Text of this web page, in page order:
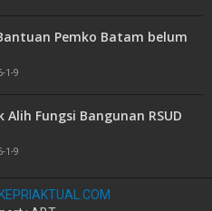
Pemko Batam belum
1-9
Alih Fungsi Bangunan RSUD
1-9